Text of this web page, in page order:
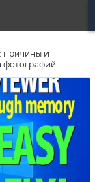
причины и
фотографий